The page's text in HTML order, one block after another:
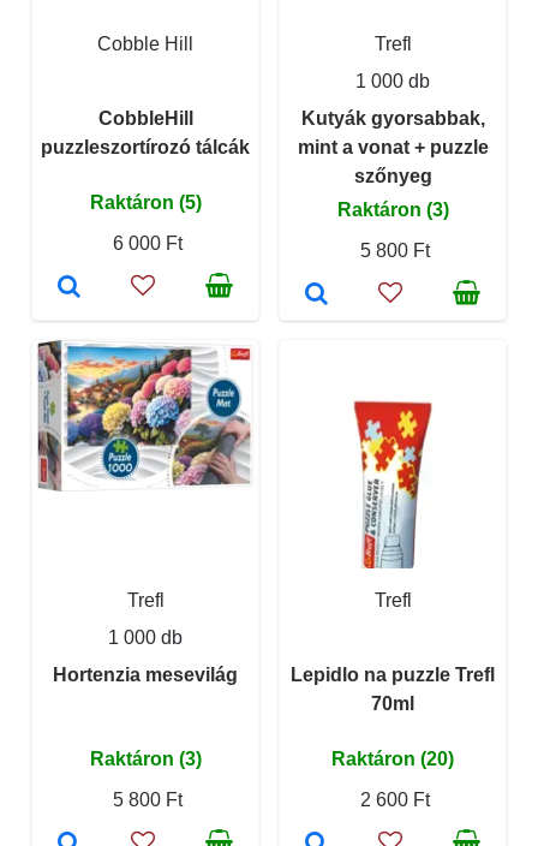
Cobble Hill
CobbleHill
puzzleszortírozó tálcák
Raktáron (5)
6 000 Ft
Trefl
1 000 db
Kutyák gyorsabbak,
mint a vonat + puzzle
szőnyeg
Raktáron (3)
5 800 Ft
Trefl
1 000 db
Hortenzia mesevilág
Raktáron (3)
5 800 Ft
Trefl
Lepidlo na puzzle Trefl
70ml
Raktáron (20)
2 600 Ft